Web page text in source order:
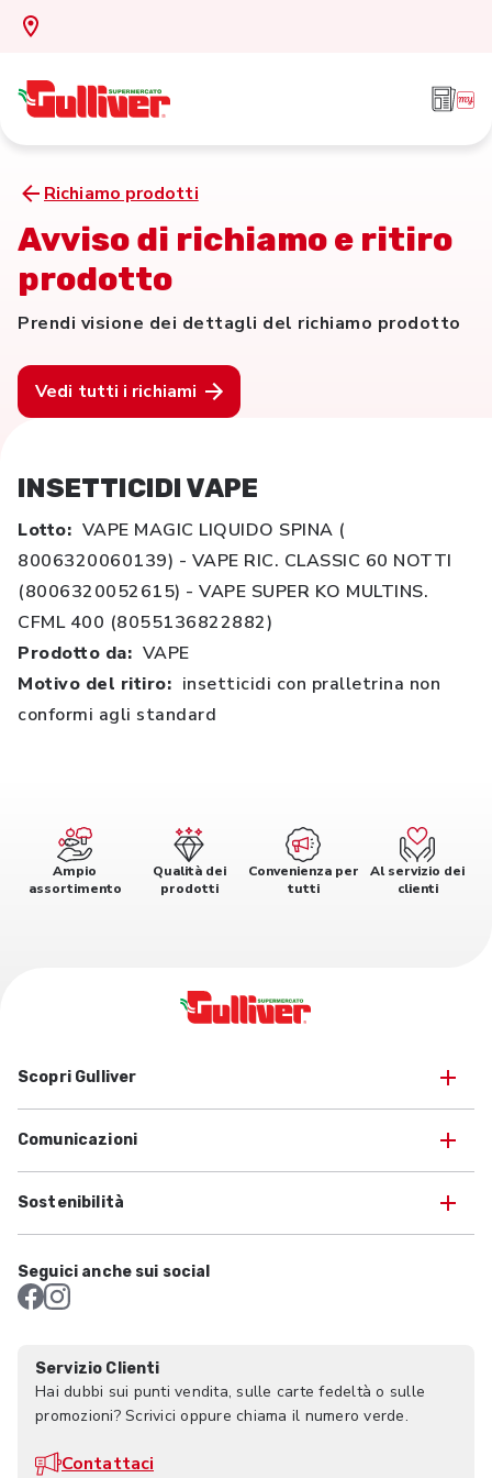
Richiamo prodotti
Avviso di richiamo e ritiro
prodotto
Prendi visione dei dettagli del richiamo prodotto
Vedi tutti i richiami
INSETTICIDI VAPE
Lotto: VAPE MAGIC LIQUIDO SPINA (
8006320060139) - VAPE RIC. CLASSIC 60 NOTTI
(8006320052615) - VAPE SUPER KO MULTINS.
CFML 400 (8055136822882)
Prodotto da: VAPE
Motivo del ritiro: insetticidi con pralletrina non
conformi agli standard
Ampio
assortimento
Qualità dei
prodotti
Convenienza per
tutti
Al servizio dei
clienti
Scopri Gulliver
Comunicazioni
Sostenibilità
Seguici anche sui social
Servizio Clienti
Hai dubbi sui punti vendita, sulle carte fedeltà o sulle
promozioni? Scrivici oppure chiama il numero verde.
Contattaci